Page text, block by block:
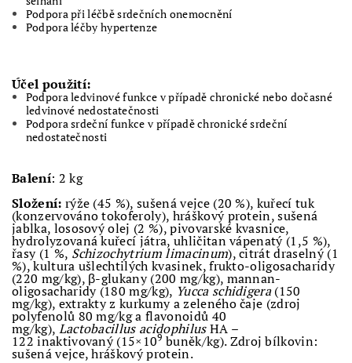
Podpora při léčbě srdečních onemocnění
Podpora léčby hypertenze
Účel použití:
Podpora ledvinové funkce v případě chronické nebo dočasné
ledvinové nedostatečnosti
Podpora srdeční funkce v případě chronické srdeční
nedostatečnosti
Balení: 2 kg
Složení: rýže (45 %), sušená vejce (20 %), kuřecí tuk
(konzervováno tokoferoly), hráškový protein, sušená
jablka, lososový olej (2 %), pivovarské kvasnice,
hydrolyzovaná kuřecí játra, uhličitan vápenatý (1,5 %),
řasy (1 %, Schizochytrium limacinum), citrát draselný (1
%), kultura ušlechtilých kvasinek, frukto-oligosacharidy
(220 mg/kg), β-glukany (200 mg/kg), mannan-
oligosacharidy (180 mg/kg), Yucca schidigera(150
mg/kg), extrakty z kurkumy a zeleného čaje (zdroj
polyfenolů 80 mg/kg a flavonoidů 40
mg/kg), Lactobacillus acidophilusHA –
122 inaktivovaný (15×109 buněk/kg). Zdroj bílkovin:
sušená vejce, hráškový protein.